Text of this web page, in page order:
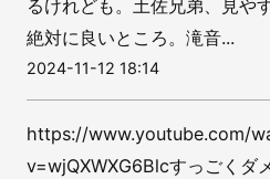
るけれども。土佐兄弟、見や
絶対に良いところ。滝音...
2024-11-12 18:14
https://www.youtube.com/
v=wjQXWXG6Blcすっごくダ